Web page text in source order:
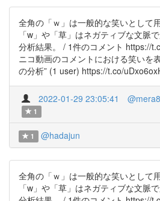
全角の「ｗ」は一般的な笑いとして
「w」や「草」はネガティブな文脈
分析結果。 / 1件のコメント https://
ニコ動画のコメントにおける笑いを
の分析” (1 user) https://t.co/
2022-01-29 23:05:41
1
1 @hadajun
全角の「ｗ」は一般的な笑いとして
「w」や「草」はネガティブな文脈